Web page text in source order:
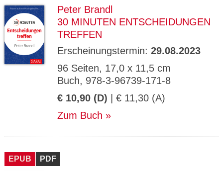
Peter Brandl
30 MINUTEN ENTSCHEIDUNGEN
TREFFEN
Erscheinungstermin: 29.08.2023
96 Seiten, 17,0 x 11,5 cm
Buch, 978-3-96739-171-8
€ 10,90 (D) | € 11,30 (A)
Zum Buch
EPUB PDF